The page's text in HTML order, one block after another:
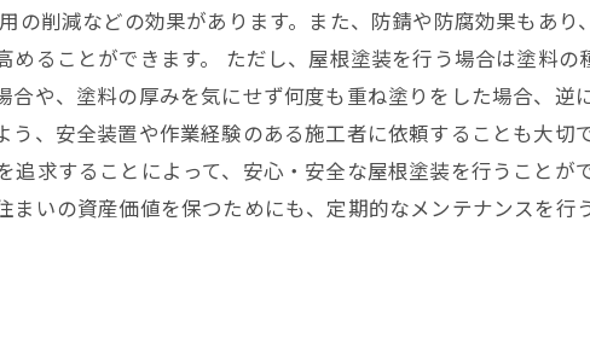
の削減などの効果があります。また、防錆や防腐効果もあり
ることができます。 ただし、屋根塗装を行う場合は塗料
や、塗料の厚みを気にせず何度も重ね塗りをした場合、逆
、安全装置や作業経験のある施工者に依頼することも大切
求することによって、安心・安全な屋根塗装を行うことが
いの資産価値を保つためにも、定期的なメンテナンスを行